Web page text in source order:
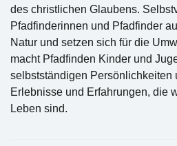
des christlichen Glaubens.
Pfadfinderinnen und Pfadfinder
Natur und setzen sich für die
macht Pfadfinden Kinder und
selbstständigen Persönlichkeiten
Erlebnisse und Erfahrungen, die
Leben sind.